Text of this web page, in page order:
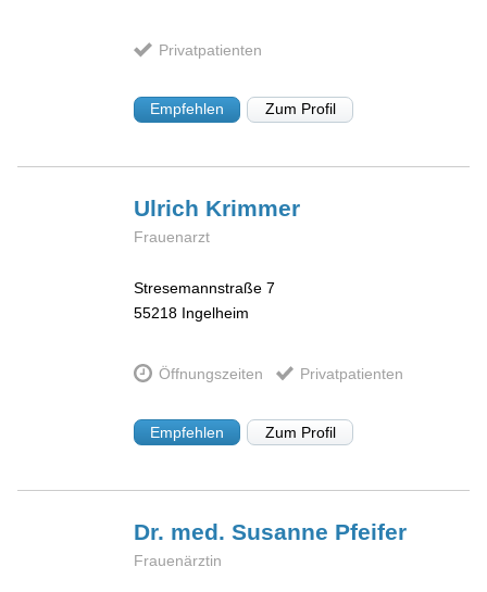
Privatpatienten
Empfehlen Zum Profil
Ulrich Krimmer
Frauenarzt
Stresemannstraße 7
55218 Ingelheim
Öffnungszeiten Privatpatienten
Empfehlen Zum Profil
Dr. med. Susanne Pfeifer
Frauenärztin